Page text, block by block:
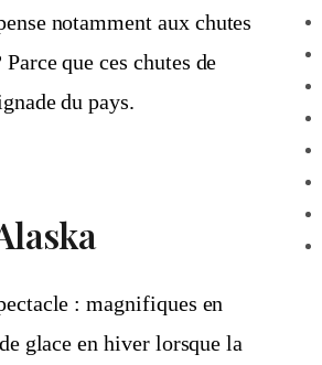
notamment aux chutes
que ces chutes de
du pays.
: magnifiques en
glace en hiver lorsque la